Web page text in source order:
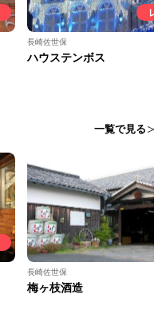
レ
長崎佐世保
ハウステンボス
一覧で見る
長崎佐世保
梅ヶ枝酒造